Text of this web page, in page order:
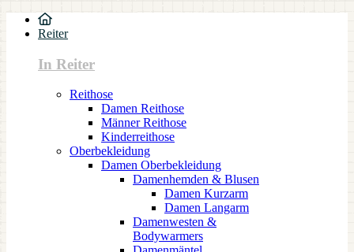
Reiter
In Reiter
Reithose
Damen Reithose
Männer Reithose
Kinderreithose
Oberbekleidung
Damen Oberbekleidung
Damenhemden & Blusen
Damen Kurzarm
Damen Langarm
Damenwesten &
Bodywarmers